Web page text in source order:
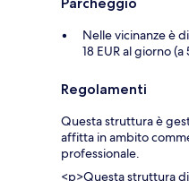
Nelle vicinanze è
18 EUR al giorno
Regolamenti
Questa struttura è
affitta in ambito
professionale.
<p>Questa struttura